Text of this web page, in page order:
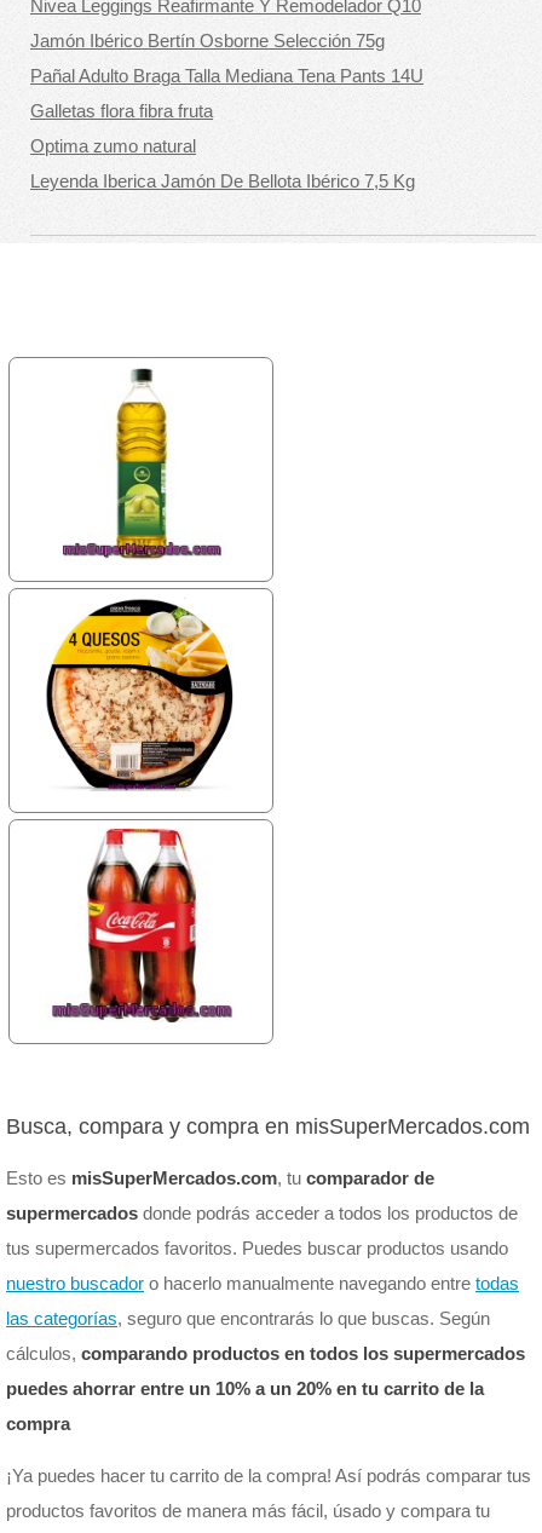
Nivea Leggings Reafirmante Y Remodelador Q10
Jamón Ibérico Bertín Osborne Selección 75g
Pañal Adulto Braga Talla Mediana Tena Pants 14U
Galletas flora fibra fruta
Optima zumo natural
Leyenda Iberica Jamón De Bellota Ibérico 7,5 Kg
Busca, compara y compra en misSuperMercados.com
Esto es misSuperMercados.com, tu comparador de
supermercados donde podrás acceder a todos los productos de
tus supermercados favoritos. Puedes buscar productos usando
nuestro buscador o hacerlo manualmente navegando entre todas
las categorías, seguro que encontrarás lo que buscas. Según
cálculos, comparando productos en todos los supermercados
puedes ahorrar entre un 10% a un 20% en tu carrito de la
compra
¡Ya puedes hacer tu carrito de la compra! Así podrás comparar tus
productos favoritos de manera más fácil, úsado y compara tu